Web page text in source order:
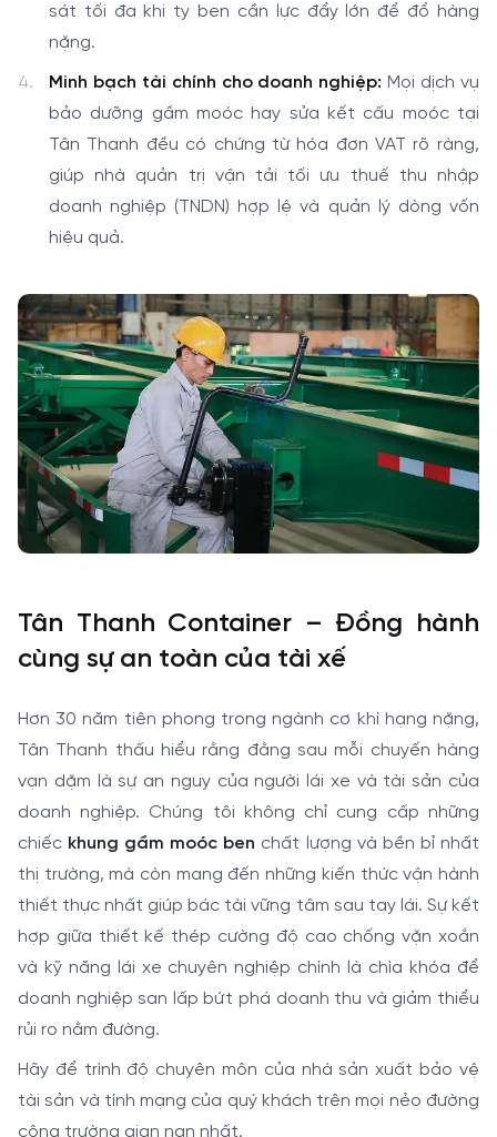
sát tối đa khi ty ben cần lực đẩy lớn để đổ hàng
nặng.
Minh bạch tài chính cho doanh nghiệp: Mọi dịch vụ
bảo dưỡng gầm moóc hay sửa kết cấu moóc tại
Tân Thanh đều có chứng từ hóa đơn VAT rõ ràng,
giúp nhà quản trị vận tải tối ưu thuế thu nhập
doanh nghiệp (TNDN) hợp lệ và quản lý dòng vốn
hiệu quả.
Tân Thanh Container – Đồng hành
cùng sự an toàn của tài xế
Hơn 30 năm tiên phong trong ngành cơ khí hạng nặng,
Tân Thanh thấu hiểu rằng đằng sau mỗi chuyến hàng
vạn dặm là sự an nguy của người lái xe và tài sản của
doanh nghiệp. Chúng tôi không chỉ cung cấp những
chiếc khung gầm moóc ben chất lượng và bền bỉ nhất
thị trường, mà còn mang đến những kiến thức vận hành
thiết thực nhất giúp bác tài vững tâm sau tay lái. Sự kết
hợp giữa thiết kế thép cường độ cao chống vặn xoắn
và kỹ năng lái xe chuyên nghiệp chính là chìa khóa để
doanh nghiệp san lấp bứt phá doanh thu và giảm thiểu
rủi ro nằm đường.
Hãy để trình độ chuyên môn của nhà sản xuất bảo vệ
tài sản và tính mạng của quý khách trên mọi nẻo đường
công trường gian nan nhất.